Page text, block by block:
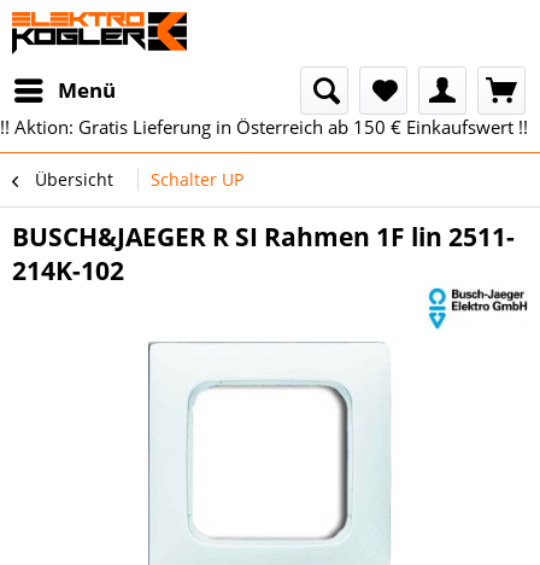
Menü
!! Aktion: Gratis Lieferung in Österreich ab 150 € Einkaufswert !!
Übersicht Schalter UP
BUSCH&JAEGER R SI Rahmen 1F lin 2511-
214K-102